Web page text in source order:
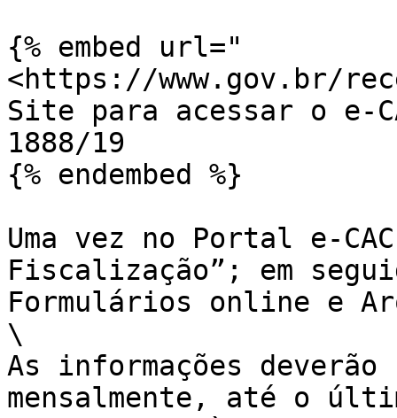
{% embed url="
<https://www.gov.br/
Site para acessar o e-
1888/19
{% endembed %}
Uma vez no Portal e-
Fiscalização”; em
Formulários online e
\
As informações
mensalmente, até o